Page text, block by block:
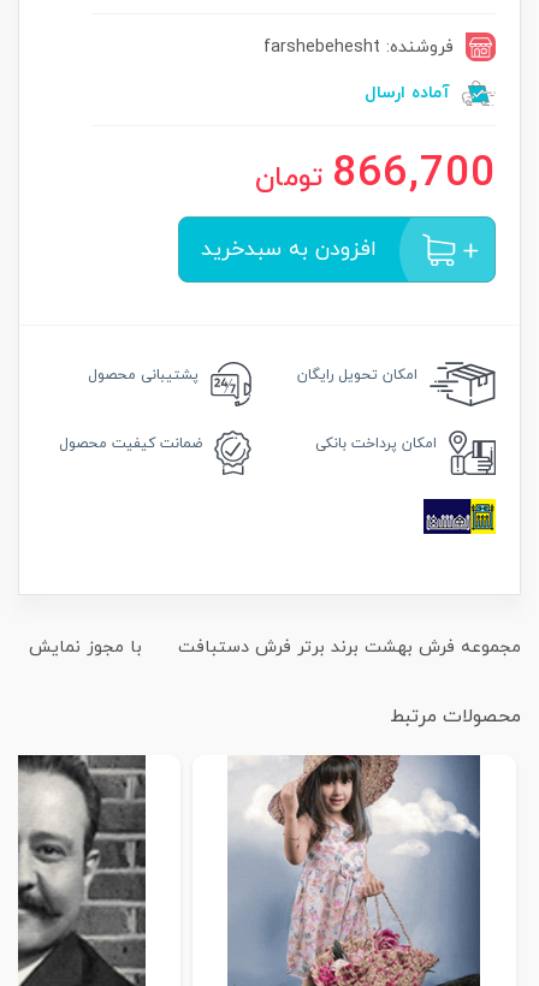
فروشنده: farshebehesht
آماده ارسال
866,700 تومان
افزودن به سبدخرید
امکان تحویل رایگان پشتیبانی محصول
امکان پرداخت بانکی ضمانت کیفیت محصول
مجموعه فرش بهشت برند برتر فرش دستبافت با مجوز نمایش
محصولات مرتبط